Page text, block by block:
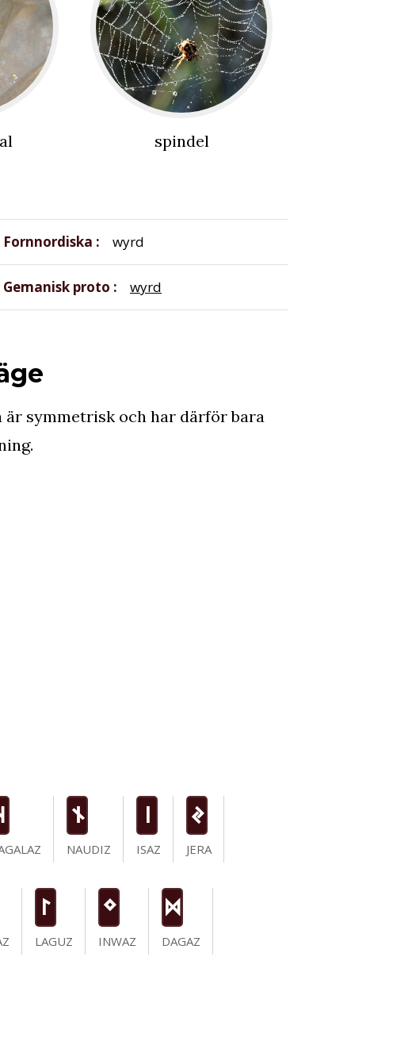
spindel
Fornnordiska wyrd
Gemanisk proto wyrd
är symmetrisk och har därför bara
n
NAUDIZ ISAZ
J
JERA
L
LAGUZ
N
INWAZ
D
DAGAZ